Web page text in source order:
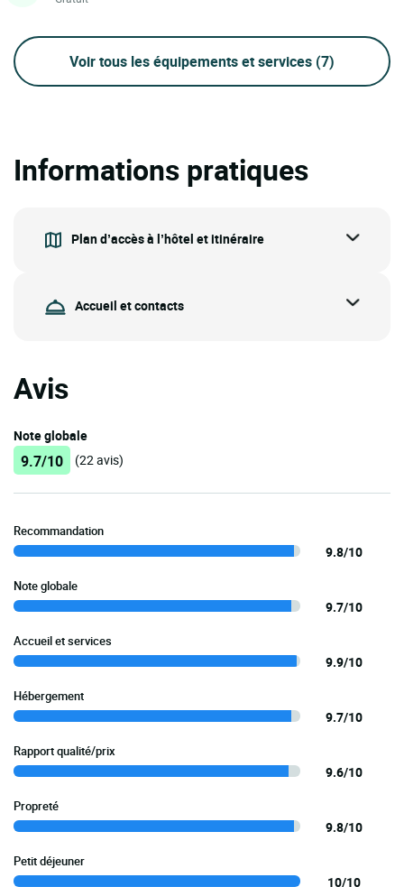
Voir tous les équipements et services (7)
Informations pratiques
Plan d’accès à l’hôtel et itinéraire
Accueil et contacts
Avis
Note globale
9.7/10 (22 avis)
Recommandation
9.8/10
Note globale
9.7/10
Accueil et services
9.9/10
Hébergement
9.7/10
Rapport qualité/prix
9.6/10
Propreté
9.8/10
Petit déjeuner
10/10